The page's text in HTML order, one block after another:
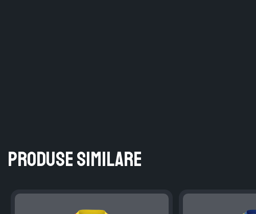
Produse similare